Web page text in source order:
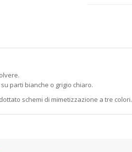
parti bianche o grigio chiaro.
schemi di mimetizzazione a tre colori.